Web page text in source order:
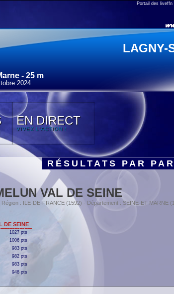
Portail des liveffn
LAGNY-
- 25 m
2024
EN DIRECT
VIVEZ L'ACTION !
RÉSULTATS PAR
VAL DE SEINE
: ILE-DE-FRANCE (1592) - Département : SEINE-ET-MARNE
DE SEINE
1027 pts
1006 pts
983 pts
982 pts
983 pts
948 pts